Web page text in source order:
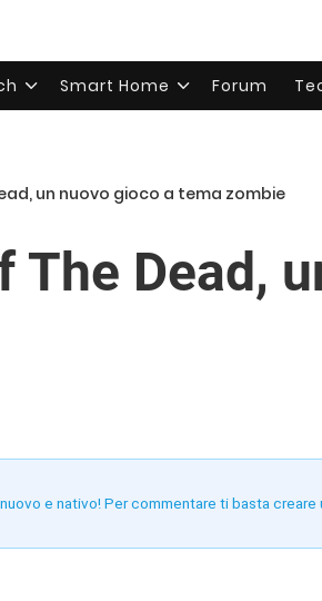
Smart Home Forum
un nuovo gioco a tema zombie
The Dead,
e nativo! Per commentare ti basta